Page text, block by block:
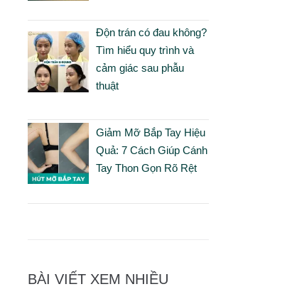
Độn trán có đau không?
Tìm hiểu quy trình và
cảm giác sau phẫu
thuật
Giảm Mỡ Bắp Tay Hiệu
Quả: 7 Cách Giúp Cánh
Tay Thon Gọn Rõ Rệt
BÀI VIẾT XEM NHIỀU